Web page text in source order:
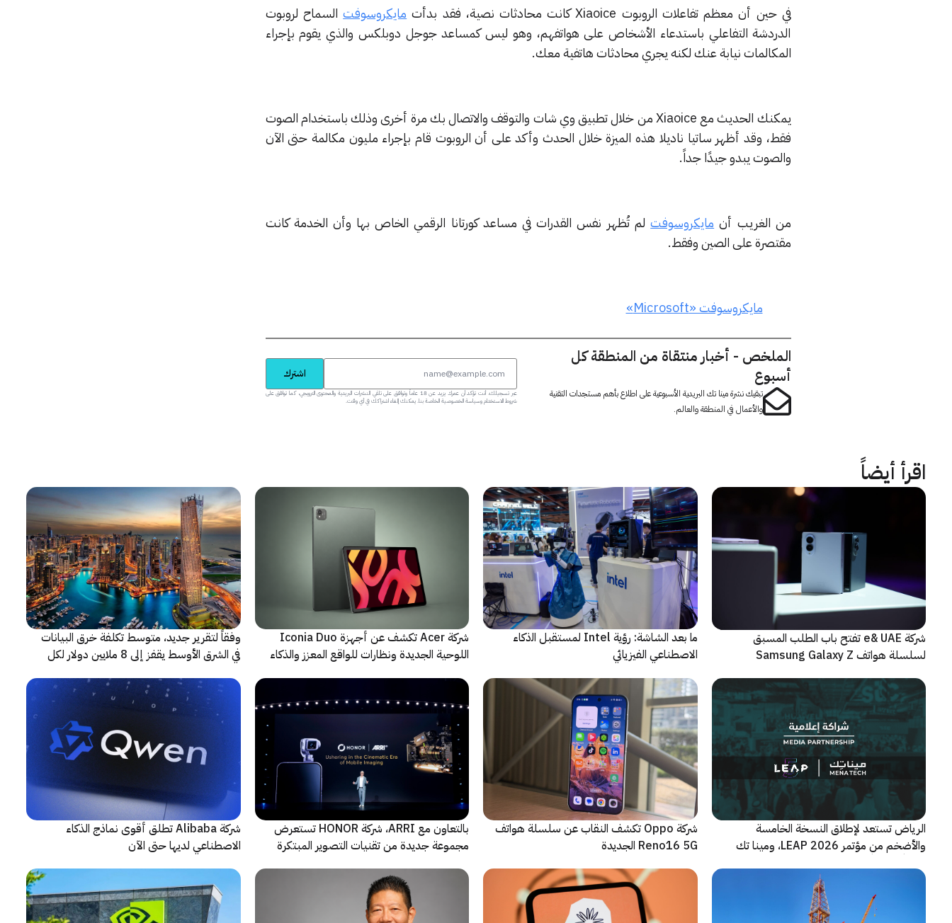
في حين أن معظم تفاعلات الروبوت Xiaoice كانت محادثات نصية، فقد بدأت مايكروسوفتالسماح لروبوت
الدردشة التفاعلي باستدعاء الأشخاص على هواتفهم، وهو ليس كمساعد جوجل دوبلكس والذي يقوم بإجراء
المكالمات نيابة عنك لكنه يجري محادثات هاتفية معك.
يمكنك الحديث مع Xiaoice من خلال تطبيق وي شات والتوقف والاتصال بك مرة أخرى وذلك باستخدام الصوت
فقط، وقد أظهر ساتيا ناديلا هذه الميزة خلال الحدث وأكد على أن الروبوت قام بإجراء مليون مكالمة حتى الآن
والصوت يبدو جيدًا جداً.
من الغريب أن مايكروسوفتلم تُظهر نفس القدرات في مساعد كورتانا الرقمي الخاص بها وأن الخدمة كانت
مقتصرة على الصين وفقط.
مايكروسوفت «Microsoft»
الملخص - أخبار منتقاة من المنطقة كل
أسبوع
تبقيك نشرة مينا تك البريدية الأسبوعية على اطلاع بأهم مستجدات التقنية
والأعمال في المنطقة والعالم.
اشترك
عبر تسجيلك، أنت تؤكد أن عمرك يزيد عن 18 عاماً وتوافق على تلقي النشرات البريدية والمحتوى الترويجي، كما توافق على
شروط الاستخدام وسياسة الخصوصية الخاصة بنا. يمكنك إلغاء اشتراكك في أي وقت.
اقرأ أيضاً
شركة e& UAE تفتح باب الطلب المسبق
لسلسلة هواتف Samsung Galaxy Z
ﻣا بعد الشاشة: رؤية Intel لمستقبل اﻟذﻛﺎء
الاصطناعي الفيزيائي
شركة Acer تكشف عن أجهزة Iconia Duo
اللوحية الجديدة ونظارات للواقع المعزز والذكاء
وفقاً لتقرير جديد، متوسط تكلفة خرق البيانات
في الشرق الأوسط يقفز إلى 8 ملايين دولار لكل
الرياض تستعد لإطلاق النسخة الخامسة
والأضخم من مؤتمر LEAP 2026، ومينا تك
شركة Oppo تكشف النقاب عن سلسلة هواتف
Reno16 5G الجديدة
بالتعاون مع ARRI، شركة HONOR تستعرض
مجموعة جديدة من تقنيات التصوير المبتكرة
شركة Alibaba تطلق أقوى نماذج الذكاء
الاصطناعي لديها حتى الآن